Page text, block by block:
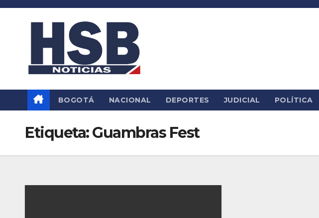
Saltar
BOGOTÁ NACIONAL DEPORTES JUDICIAL POLÍTICA
Etiqueta:Guambras Fest